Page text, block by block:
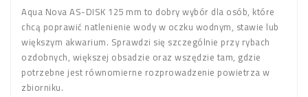
Aqua Nova AS-DISK 125 mm to dobry wybór dla osób, które
chcą poprawić natlenienie wody w oczku wodnym, stawie lub
większym akwarium. Sprawdzi się szczególnie przy rybach
ozdobnych, większej obsadzie oraz wszędzie tam, gdzie
potrzebne jest równomierne rozprowadzenie powietrza w
zbiorniku.